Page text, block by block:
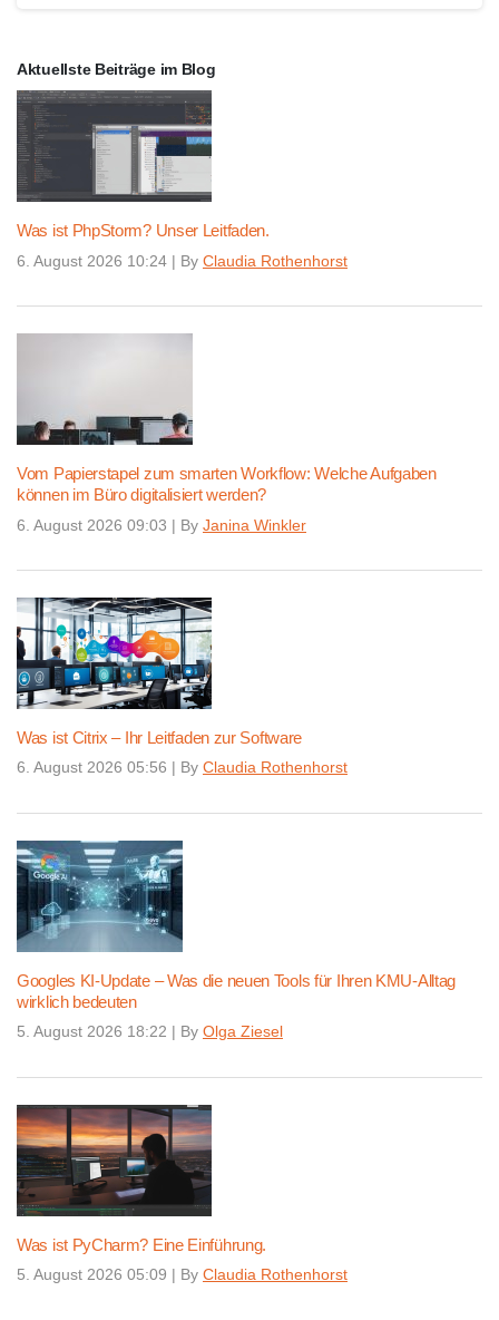
Aktuellste Beiträge im Blog
Was ist PhpStorm? Unser Leitfaden.
6. August 2026 10:24 | By Claudia Rothenhorst
Vom Papierstapel zum smarten Workflow: Welche Aufgaben
können im Büro digitalisiert werden?
6. August 2026 09:03 | By Janina Winkler
Was ist Citrix – Ihr Leitfaden zur Software
6. August 2026 05:56 | By Claudia Rothenhorst
Googles KI-Update – Was die neuen Tools für Ihren KMU-Alltag
wirklich bedeuten
5. August 2026 18:22 | By Olga Ziesel
Was ist PyCharm? Eine Einführung.
5. August 2026 05:09 | By Claudia Rothenhorst